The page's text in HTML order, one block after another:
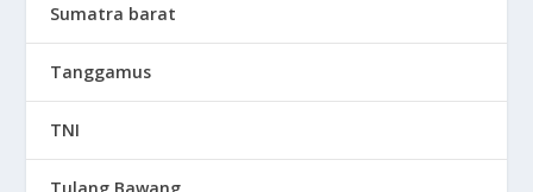
Sumatra barat
Tanggamus
TNI